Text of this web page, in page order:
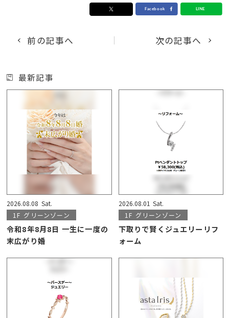
前の記事へ 次の記事へ
最新記事
2026.08.08 Sat.
1F グリーンゾーン
令和8年8月8日 一生に一度の
末広がり婚
2026.08.01 Sat.
1F グリーンゾーン
下取りで賢くジュエリーリフ
ォーム